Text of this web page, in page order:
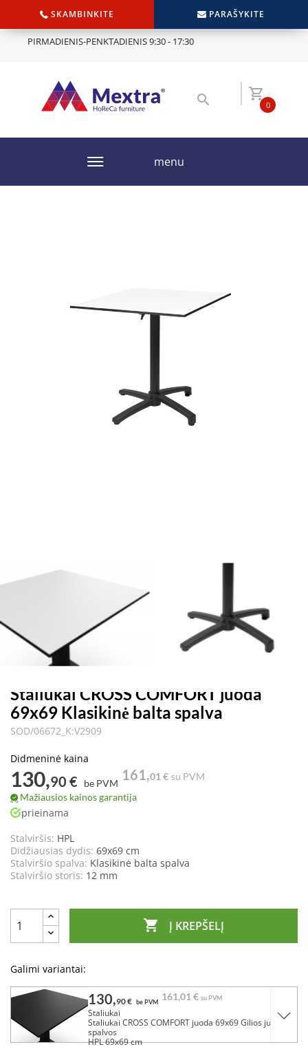
SKAMBINKITE PARAŠYKITE
PIRMADIENIS-PENKTADIENIS 9:30 - 17:30
0
menu
Staliukai CROSS COMFORT juoda
69x69 Klasikinė balta spalva
SOD/06672_K:V2909
Didmeninė kaina
130,90 € be PVM
161,01 € su PVM
Mažiausios kainos garantija
prieinama
Stalviršis: HPL
Didžiausias dydis: 69x69 cm
Stalviršio spalva: Klasikinė balta spalva
Stalviršio storis: 12 mm
 Į KREPŠELĮ
Galimi variantai:
130,90 € be PVM 161,01 € su PVM
Staliukai
Staliukai CROSS COMFORT juoda 69x69 Gilios juodos
spalvos
HPL 69x69 cm